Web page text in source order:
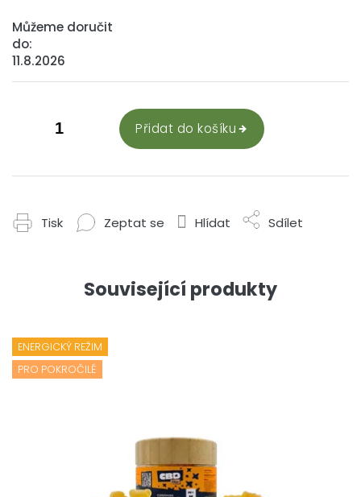
Můžeme doručit
do:
11.8.2026
Přidat do košíku
Tisk Zeptat se Hlídat Sdílet
Související produkty
ENERGICKÝ REŽIM
PRO POKROČILÉ